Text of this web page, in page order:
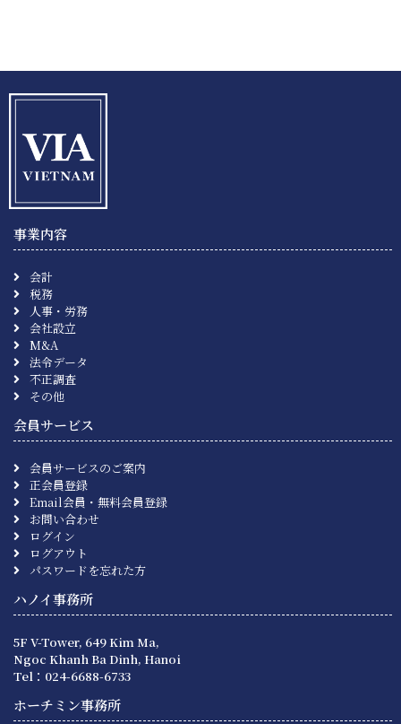
事業内容
会計
税務
人事・労務
会社設立
M&A
法令データ
不正調査
その他
会員サービス
会員サービスのご案内
正会員登録
Email会員・無料会員登録
お問い合わせ
ログイン
ログアウト
パスワードを忘れた方
ハノイ事務所
5F V-Tower, 649 Kim Ma,
Ngoc Khanh Ba Dinh, Hanoi
Tel：024-6688-6733
ホーチミン事務所